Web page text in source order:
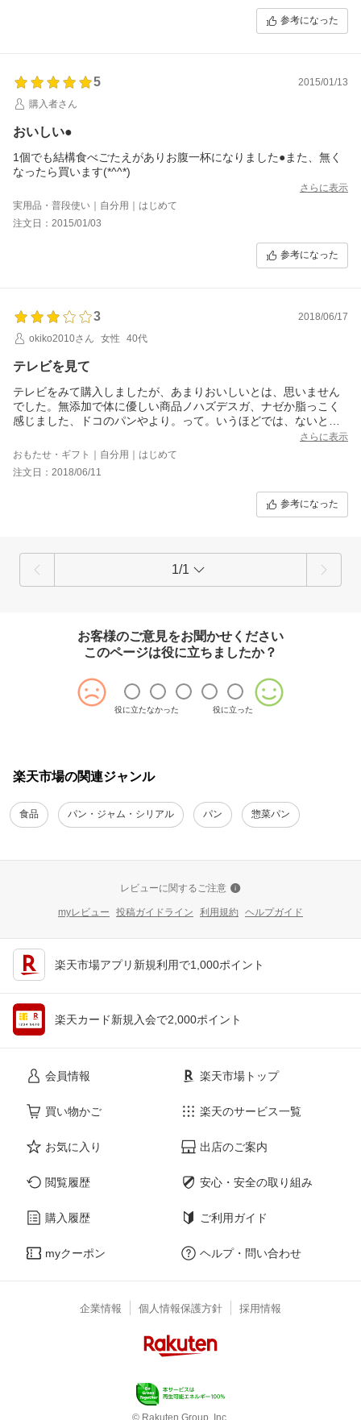
参考になった
5
2015/01/13
購入者さん
おいしい●
1個でも結構食べごたえがありお腹一杯になりました●また、無く
なったら買います(*^^*)
さらに表示
実用品・普段使い｜自分用｜はじめて
注文日：2015/01/03
参考になった
3
2018/06/17
okiko2010さん
女性 40代
テレビを見て
テレビをみて購入しましたが、あまりおいしいとは、思いません
でした。無添加で体に優しい商品ノハズデスガ、ナゼか脂っこく
感じました、ドコのパンやより。って。いうほどでは、ないと思
います。少しずつですが、コー身内にこわけしましたが、そんな
にいい評価ではなかったです。
さらに表示
おもたせ・ギフト｜自分用｜はじめて
注文日：2018/06/11
参考になった
1/1
お客様のご意見をお聞かせください
このページは役に立ちましたか？
役に立たなかった 役に立った
楽天市場の関連ジャンル
食品 パン・ジャム・シリアル パン 惣菜パン
レビューに関するご注意
myレビュー 投稿ガイドライン 利用規約 ヘルプガイド
楽天市場アプリ新規利用で1,000ポイント
楽天カード新規入会で2,000ポイント
会員情報
買い物かご
お気に入り
閲覧履歴
購入履歴
myクーポン
楽天市場トップ
楽天のサービス一覧
出店のご案内
安心・安全の取り組み
ご利用ガイド
ヘルプ・問い合わせ
企業情報 個人情報保護方針 採用情報
© Rakuten Group, Inc.